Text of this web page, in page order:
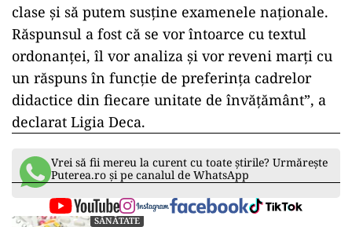
clase şi să putem susţine examenele naţionale.
Răspunsul a fost că se vor întoarce cu textul
ordonanţei, îl vor analiza şi vor reveni marţi cu
un răspuns în funcţie de preferinţa cadrelor
didactice din fiecare unitate de învăţământ”, a
declarat Ligia Deca.
Vrei să fii mereu la curent cu toate știrile? Urmărește
Puterea.ro și pe canalul de WhatsApp
SĂNĂTATE